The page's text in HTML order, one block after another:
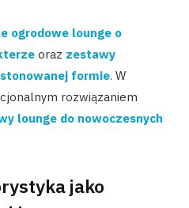
ogrodowe lounge o
oraz zestawy
formie. W
rozwiązaniem
lounge do nowoczesnych
jako